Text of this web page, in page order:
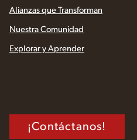
Alianzas que Transforman
Nuestra Comunidad
Explorar y Aprender
¡Contáctanos!